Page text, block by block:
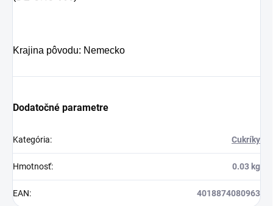
Krajina pôvodu: Nemecko
Dodatočné parametre
Kategória: Cukríky
Hmotnosť: 0.03 kg
EAN: 4018874080963